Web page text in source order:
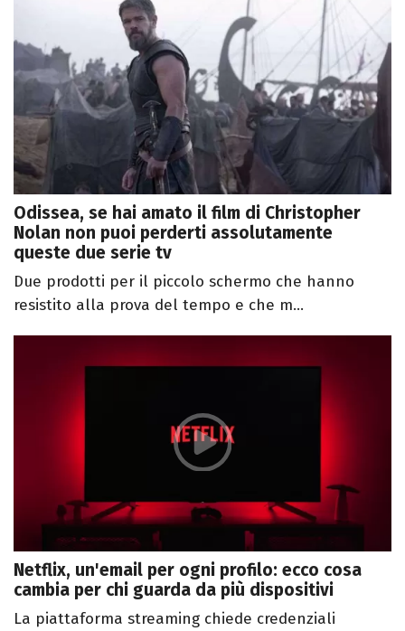
Odissea, se hai amato il film di Christopher
Nolan non puoi perderti assolutamente
queste due serie tv
Due prodotti per il piccolo schermo che hanno
resistito alla prova del tempo e che m...
Netflix, un'email per ogni profilo: ecco cosa
cambia per chi guarda da più dispositivi
La piattaforma streaming chiede credenziali